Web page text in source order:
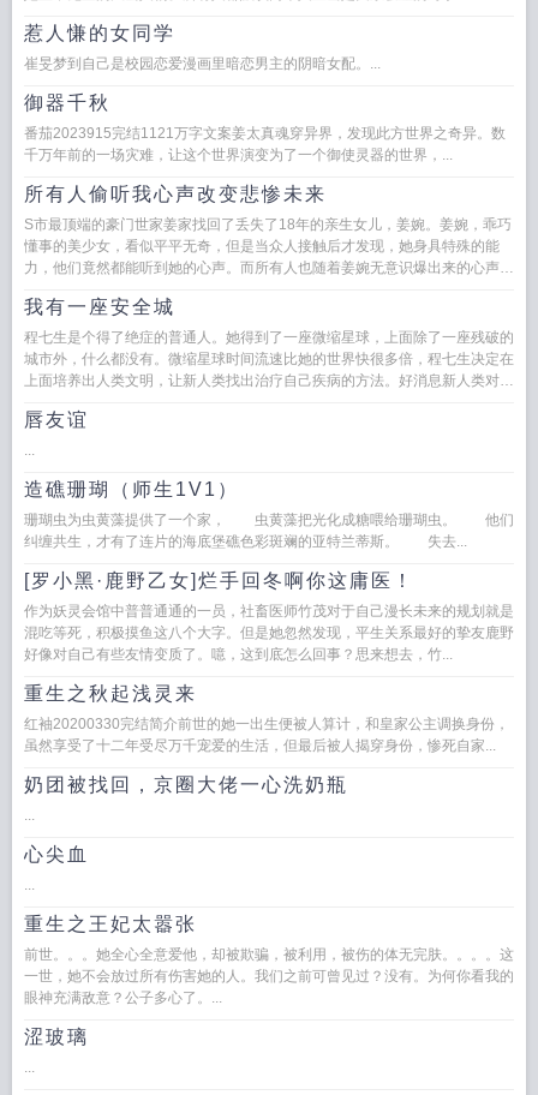
惹人慊的女同学
崔旻梦到自己是校园恋爱漫画里暗恋男主的阴暗女配。...
御器千秋
番茄2023915完结1121万字文案姜太真魂穿异界，发现此方世界之奇异。数
千万年前的一场灾难，让这个世界演变为了一个御使灵器的世界，...
所有人偷听我心声改变悲惨未来
S市最顶端的豪门世家姜家找回了丢失了18年的亲生女儿，姜婉。姜婉，乖巧
懂事的美少女，看似平平无奇，但是当众人接触后才发现，她身具特殊的能
力，他们竟然都能听到她的心声。而所有人也随着姜婉无意识爆出来的心声改
我有一座安全城
程七生是个得了绝症的普通人。她得到了一座微缩星球，上面除了一座残破的
城市外，什么都没有。微缩星球时间流速比她的世界快很多倍，程七生决定在
上面培养出人类文明，让新人类找出治疗自己疾病的方法。好消息新人类对程
唇友谊
...
造礁珊瑚（师生1V1）
珊瑚虫为虫黄藻提供了一个家， 虫黄藻把光化成糖喂给珊瑚虫。 他们
纠缠共生，才有了连片的海底堡礁色彩斑斓的亚特兰蒂斯。 失去...
[罗小黑·鹿野乙女]烂手回冬啊你这庸医！
作为妖灵会馆中普普通通的一员，社畜医师竹茂对于自己漫长未来的规划就是
混吃等死，积极摸鱼这八个大字。但是她忽然发现，平生关系最好的挚友鹿野
好像对自己有些友情变质了。噫，这到底怎么回事？思来想去，竹...
重生之秋起浅灵来
红袖20200330完结简介前世的她一出生便被人算计，和皇家公主调换身份，
虽然享受了十二年受尽万千宠爱的生活，但最后被人揭穿身份，惨死自家...
奶团被找回，京圈大佬一心洗奶瓶
...
心尖血
...
重生之王妃太嚣张
前世。。。她全心全意爱他，却被欺骗，被利用，被伤的体无完肤。。。。这
一世，她不会放过所有伤害她的人。我们之前可曾见过？没有。为何你看我的
眼神充满敌意？公子多心了。...
涩玻璃
...